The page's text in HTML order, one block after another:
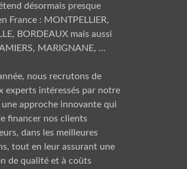
désormais presque
France : MONTPELLIER,
BORDEAUX mais aussi
MARIGNANE, …
nous recrutons de
experts intéressés par notre
approche innovante qui
financer nos clients
dans les meilleures
tout en leur assurant une
de qualité et à coûts